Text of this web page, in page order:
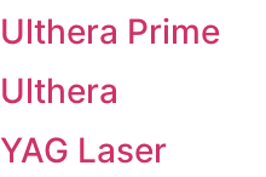
Ulthera Prime
Ulthera
YAG Laser